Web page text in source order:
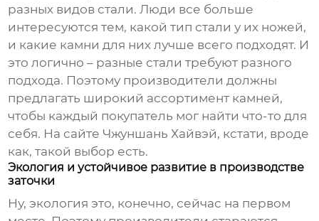
разных видов стали. Люди все больше
интересуются тем, какой тип стали у их ножей,
и какие камни для них лучше всего подходят. И
это логично – разные стали требуют разного
подхода. Поэтому производители должны
предлагать широкий ассортимент камней,
чтобы каждый покупатель мог найти что-то для
себя. На сайте Чжуншань Хайвэй, кстати, вроде
как, такой выбор есть.
Экология и устойчивое развитие в производстве
заточки
Ну, экология это, конечно, сейчас на первом